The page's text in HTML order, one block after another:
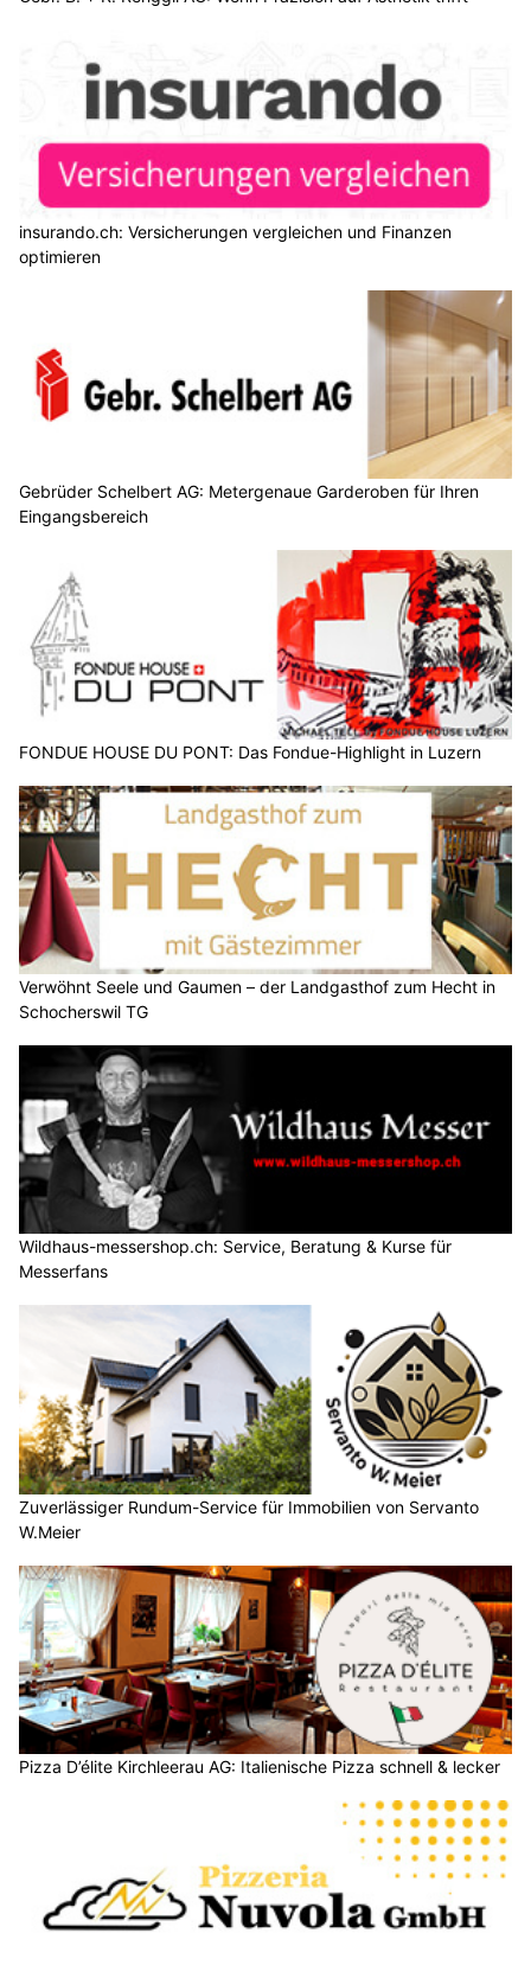
insurando.ch: Versicherungen vergleichen und Finanzen
optimieren
Gebrüder Schelbert AG: Metergenaue Garderoben für Ihren
Eingangsbereich
FONDUE HOUSE DU PONT: Das Fondue-Highlight in Luzern
Verwöhnt Seele und Gaumen – der Landgasthof zum Hecht in
Schocherswil TG
Wildhaus-messershop.ch: Service, Beratung & Kurse für
Messerfans
Zuverlässiger Rundum-Service für Immobilien von Servanto
W.Meier
Pizza D’élite Kirchleerau AG: Italienische Pizza schnell & lecker